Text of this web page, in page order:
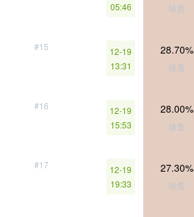
05:46
珍贵
#15
12-19
13:31
28.70%
珍贵
#16
12-19
15:53
28.00%
珍贵
#17
12-19
19:33
27.30%
珍贵